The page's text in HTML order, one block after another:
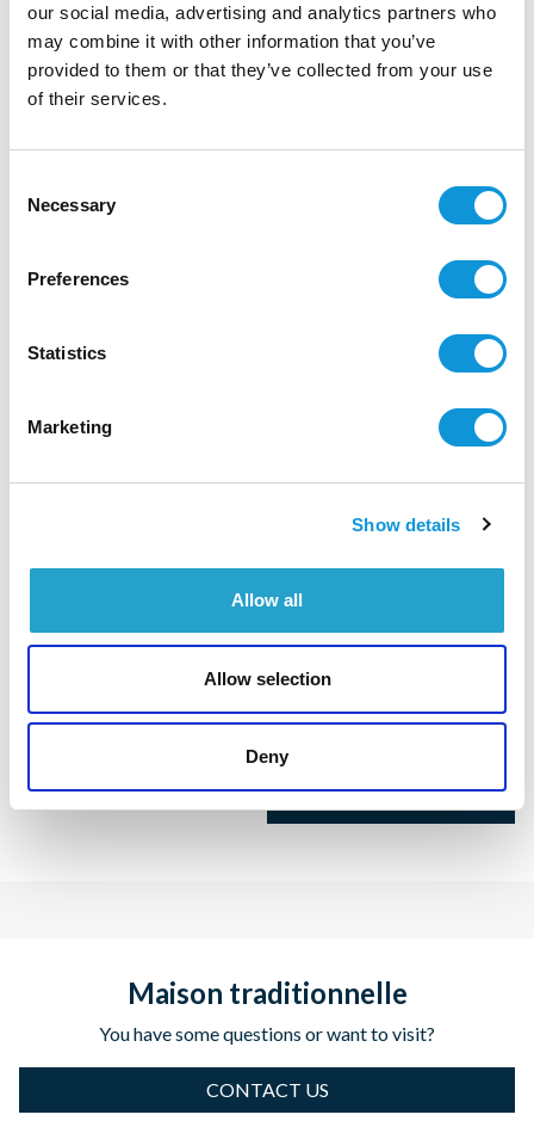
our social media, advertising and analytics partners who
may combine it with other information that you’ve
provided to them or that they’ve collected from your use
of their services.
Selection
Necessary
Preferences
Statistics
Marketing
Show details
Allow all
Allow selection
Deny
Amenities :
Internet access
Cellar
Air conditioning
Parking
TV
Maison traditionnelle
You have some questions or want to visit?
CONTACT US